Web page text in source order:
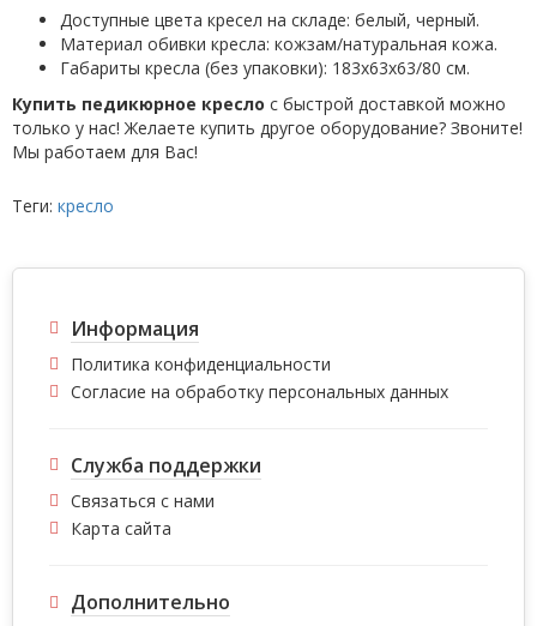
Доступные цвета кресел на складе: белый, черный.
Материал обивки кресла: кожзам/натуральная кожа.
Габариты кресла (без упаковки): 183х63х63/80 см.
Купить педикюрное кресло с быстрой доставкой можно
только у нас! Желаете купить другое оборудование? Звоните!
Мы работаем для Вас!
Теги: кресло
Информация
Политика конфиденциальности
Согласие на обработку персональных данных
Служба поддержки
Связаться с нами
Карта сайта
Дополнительно